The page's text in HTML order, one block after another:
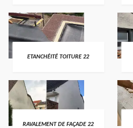
ETANCHÉITÉ TOITURE 22
RAVALEMENT DE FAÇADE 22